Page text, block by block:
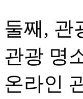
둘째, 관
관광 명
온라인